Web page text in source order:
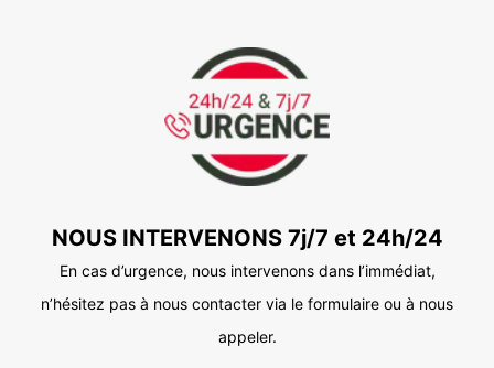
NOUS INTERVENONS 7j/7 et 24h/24
En cas d’urgence, nous intervenons dans l’immédiat,
n’hésitez pas à nous contacter via le formulaire ou à nous
appeler.